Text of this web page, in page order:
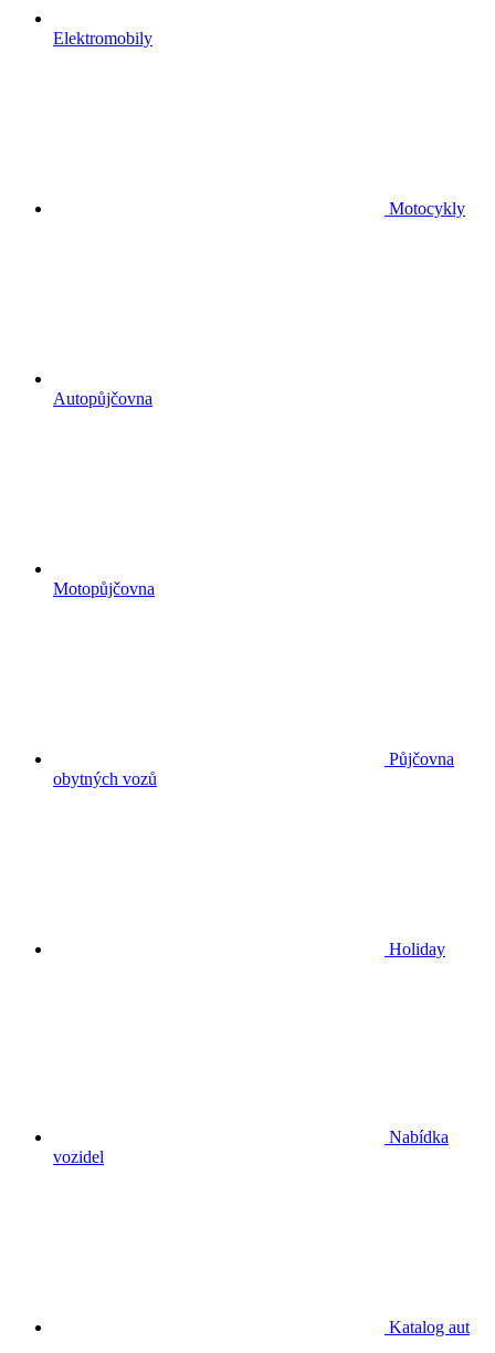
Elektromobily
Motocykly
Autopůjčovna
Motopůjčovna
Půjčovna
obytných vozů
Holiday
Nabídka
vozidel
Katalog aut